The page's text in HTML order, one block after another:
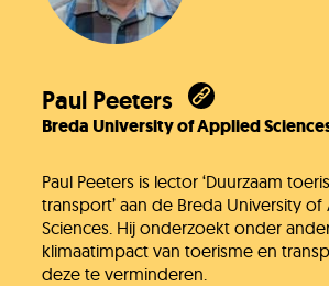
Paul Peeters
Breda University of Applied
Paul Peeters is lector ‘Duurzaam
transport’ aan de Breda University
Sciences. Hij onderzoekt onder
klimaatimpact van toerisme en
deze te verminderen.